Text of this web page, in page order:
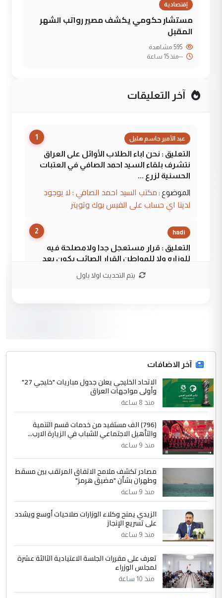
إقتصادية
مستشار حكومي يكشف مصير رواتب الشهر
المقبل
--منذ 15 ساعة
آخر التعليقات
1 عبد الأمير جاسم هليل
التعليق : نحن اباء الطلاب الأوائل على العراق
نتشرف بلقاء السيد احمد الصافي في العتبات
الحسنية لزرع ...
الموضوع : مكتب السيد احمد الصافي : لا يوجود
لدينا اي حساب على الفيس بوك وتويتر
2 hadi
التعليق : قرار مستعجل جدا ولامصلحة فيه
للوزاره ولا للمواطن القرار الصائب يكون بعد
جنسية الرافد الثالث للعراق ومن اصول عريقة
ابا فرات ...
الموضوع :
الجواهري يرد على صدام حسين سل
مضجعيك يابن الزنا (نص كامل)
سردار
التعليق : واحد من عصابة علي ماما يسقط
جنسية الرافد الثالث للعراق ومن اصول عريقة
ابا فرات ...
الجواهري يرد على صدام حسين سل
مضجعيك يابن الزنا (نص كامل)
5
التعليق : تحياتي لك استاذ حامدتركان. كلام
دقيق ومسؤول؛ فالاستثمار الحقيقي للإنسان
الموضوع :
بين الإهمال واغتصاب الأرض.. بلاد
الرافدين تعاني الجفاف والتصحر!!
يتم التحديث اولا باول
آخر الاضافات
الاتحاد الخليجي يعلن جدول مباريات "خليجي 27"
وأولى مواجهات العراق
منذ 8 ساعة
(796) الف مستفيد من خدمات قسم التنمية
والتأهيل الاجتماعي للشباب في الزيارة الارب...
منذ 9 ساعة
مصادر تكشف ملامح الاتفاق المرتقب بين مسقط
وطهران بشأن "مضيق هرمز"
منذ 9 ساعة
الزيدي يمنح وكلاء الوزارات صلاحيات أوسع ويشدد
على تسريع الإنجاز
منذ 9 ساعة
تعرف على مقررات الجلسة الاعتيادية الثالثة عشرة
لمجلس الوزراء
منذ 10 ساعة